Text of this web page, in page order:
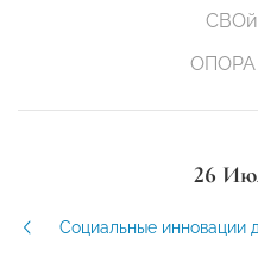
СВОй
26
Социальные инновации